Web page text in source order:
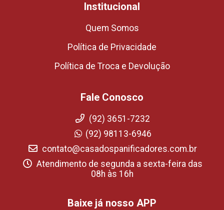
Institucional
Quem Somos
Política de Privacidade
Política de Troca e Devolução
Fale Conosco
(92) 3651-7232
(92) 98113-6946
contato@casadospanificadores.com.br
Atendimento de segunda a sexta-feira das
08h às 16h
Baixe já nosso APP